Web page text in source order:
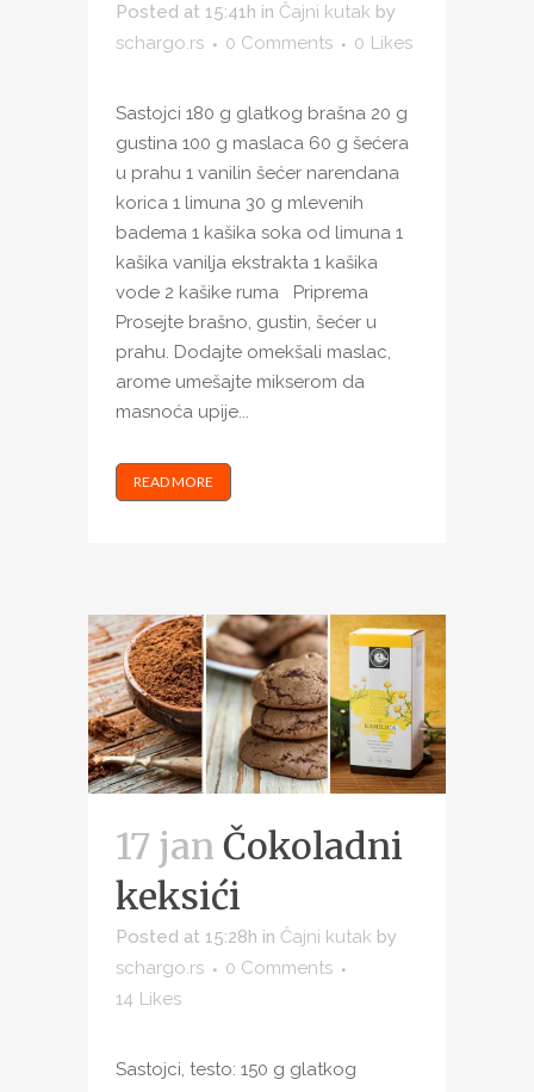
Posted at 15:41h in Čajni kutak by
schargo.rs
0 Comments 0 Likes
Sastojci 180 g glatkog brašna 20 g
gustina 100 g maslaca 60 g šećera
u prahu 1 vanilin šećer narendana
korica 1 limuna 30 g mlevenih
badema 1 kašika soka od limuna 1
kašika vanilja ekstrakta 1 kašika
vode 2 kašike ruma Priprema
Prosejte brašno, gustin, šećer u
prahu. Dodajte omekšali maslac,
arome umešajte mikserom da
masnoća upije...
READ MORE
17 jan Čokoladni
keksići
Posted at 15:28h in Čajni kutak by
schargo.rs
0 Comments
14 Likes
Sastojci, testo: 150 g glatkog